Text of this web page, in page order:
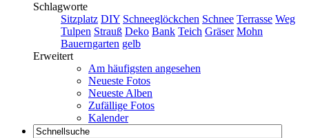
Schlagworte
Sitzplatz DIY Schneeglöckchen Schnee Terrasse Weg
Tulpen Strauß Deko Bank Teich Gräser Mohn
Bauerngarten gelb
Erweitert
Am häufigsten angesehen
Neueste Fotos
Neueste Alben
Zufällige Fotos
Kalender